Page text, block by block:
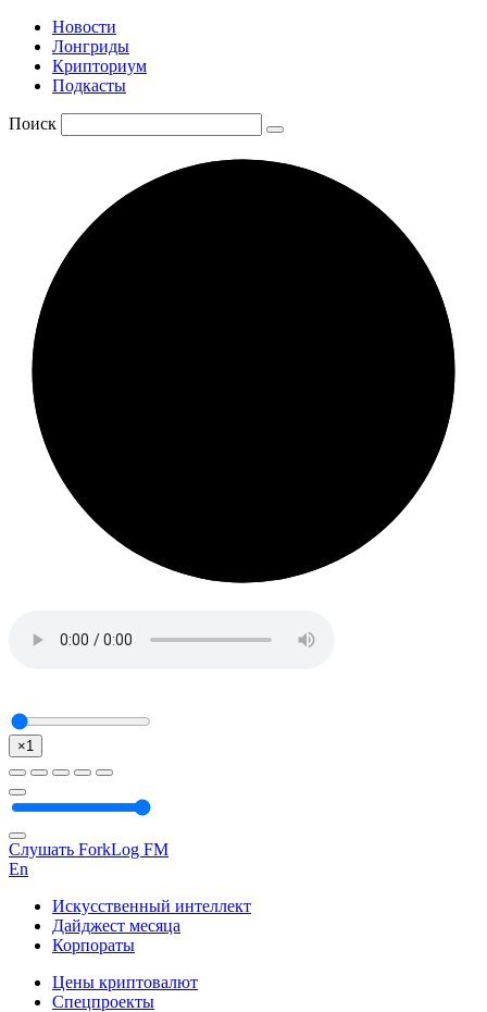
Новости
Лонгриды
Крипториум
Подкасты
Поиск
×1
Слушать ForkLog FM
En
Искусственный интеллект
Дайджест месяца
Корпораты
Цены криптовалют
Спецпроекты